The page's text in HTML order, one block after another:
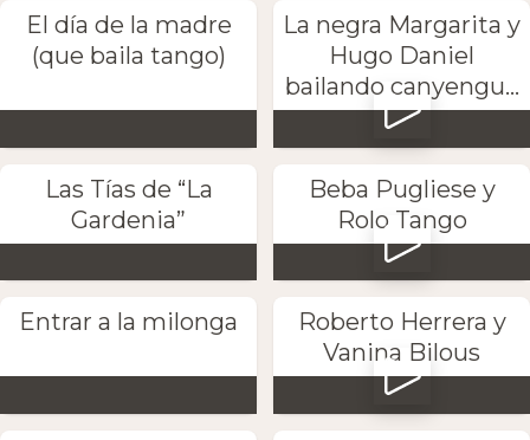
El día de la madre
(que baila tango)
La negra Margarita y
Hugo Daniel
bailando canyengu...
Las Tías de “La
Gardenia”
Beba Pugliese y
Rolo Tango
Entrar a la milonga
Roberto Herrera y
Vanina Bilous